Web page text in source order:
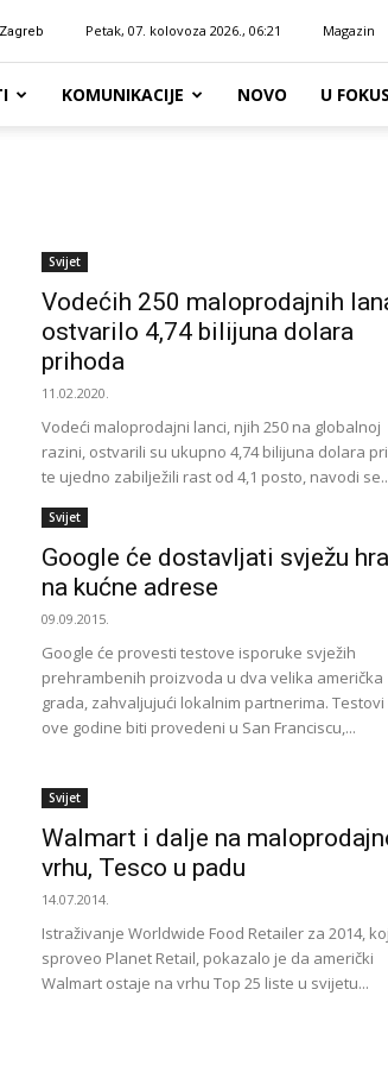
Zagreb Petak, 07. kolovoza 2026., 06:21 Magazin
KOMUNIKACIJE NOVO U
Svijet
Vodećih 250 maloprodajnih
ostvarilo 4,74 bilijuna dolara
prihoda
11.02.2020.
Vodeći maloprodajni lanci, njih 250 na globalnoj
razini, ostvarili su ukupno 4,74 bilijuna dolara
te ujedno zabilježili rast od 4,1 posto, navodi
Svijet
Google će dostavljati svježu
na kućne adrese
09.09.2015.
Google će provesti testove isporuke svježih
prehrambenih proizvoda u dva velika američka
grada, zahvaljujući lokalnim partnerima. Testovi
ove godine biti provedeni u San Franciscu,...
Svijet
Walmart i dalje na
vrhu, Tesco u padu
14.07.2014.
Istraživanje Worldwide Food Retailer za 2014,
sproveo Planet Retail, pokazalo je da američki
Walmart ostaje na vrhu Top 25 liste u svijetu...